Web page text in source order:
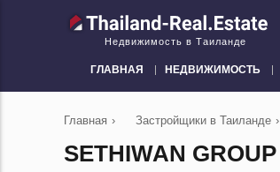
Недвижимость в Таиланде
ГЛАВНАЯ НЕДВИЖИМОСТЬ
Главная › Застройщики в Таиланде ›
SETHIWAN GROUP